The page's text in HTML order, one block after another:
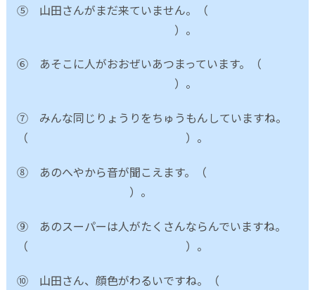
⑤ 山田さんがまだ来ていません。（
）。
⑥ あそこに人がおおぜいあつまっています。（
）。
⑦ みんな同じりょうりをちゅうもんしていますね。
（ ）。
⑧ あのへやから音が聞こえます。（
）。
⑨ あのスーパーは人がたくさんならんでいますね。
（ ）。
⑩ 山田さん、顔色がわるいですね。（